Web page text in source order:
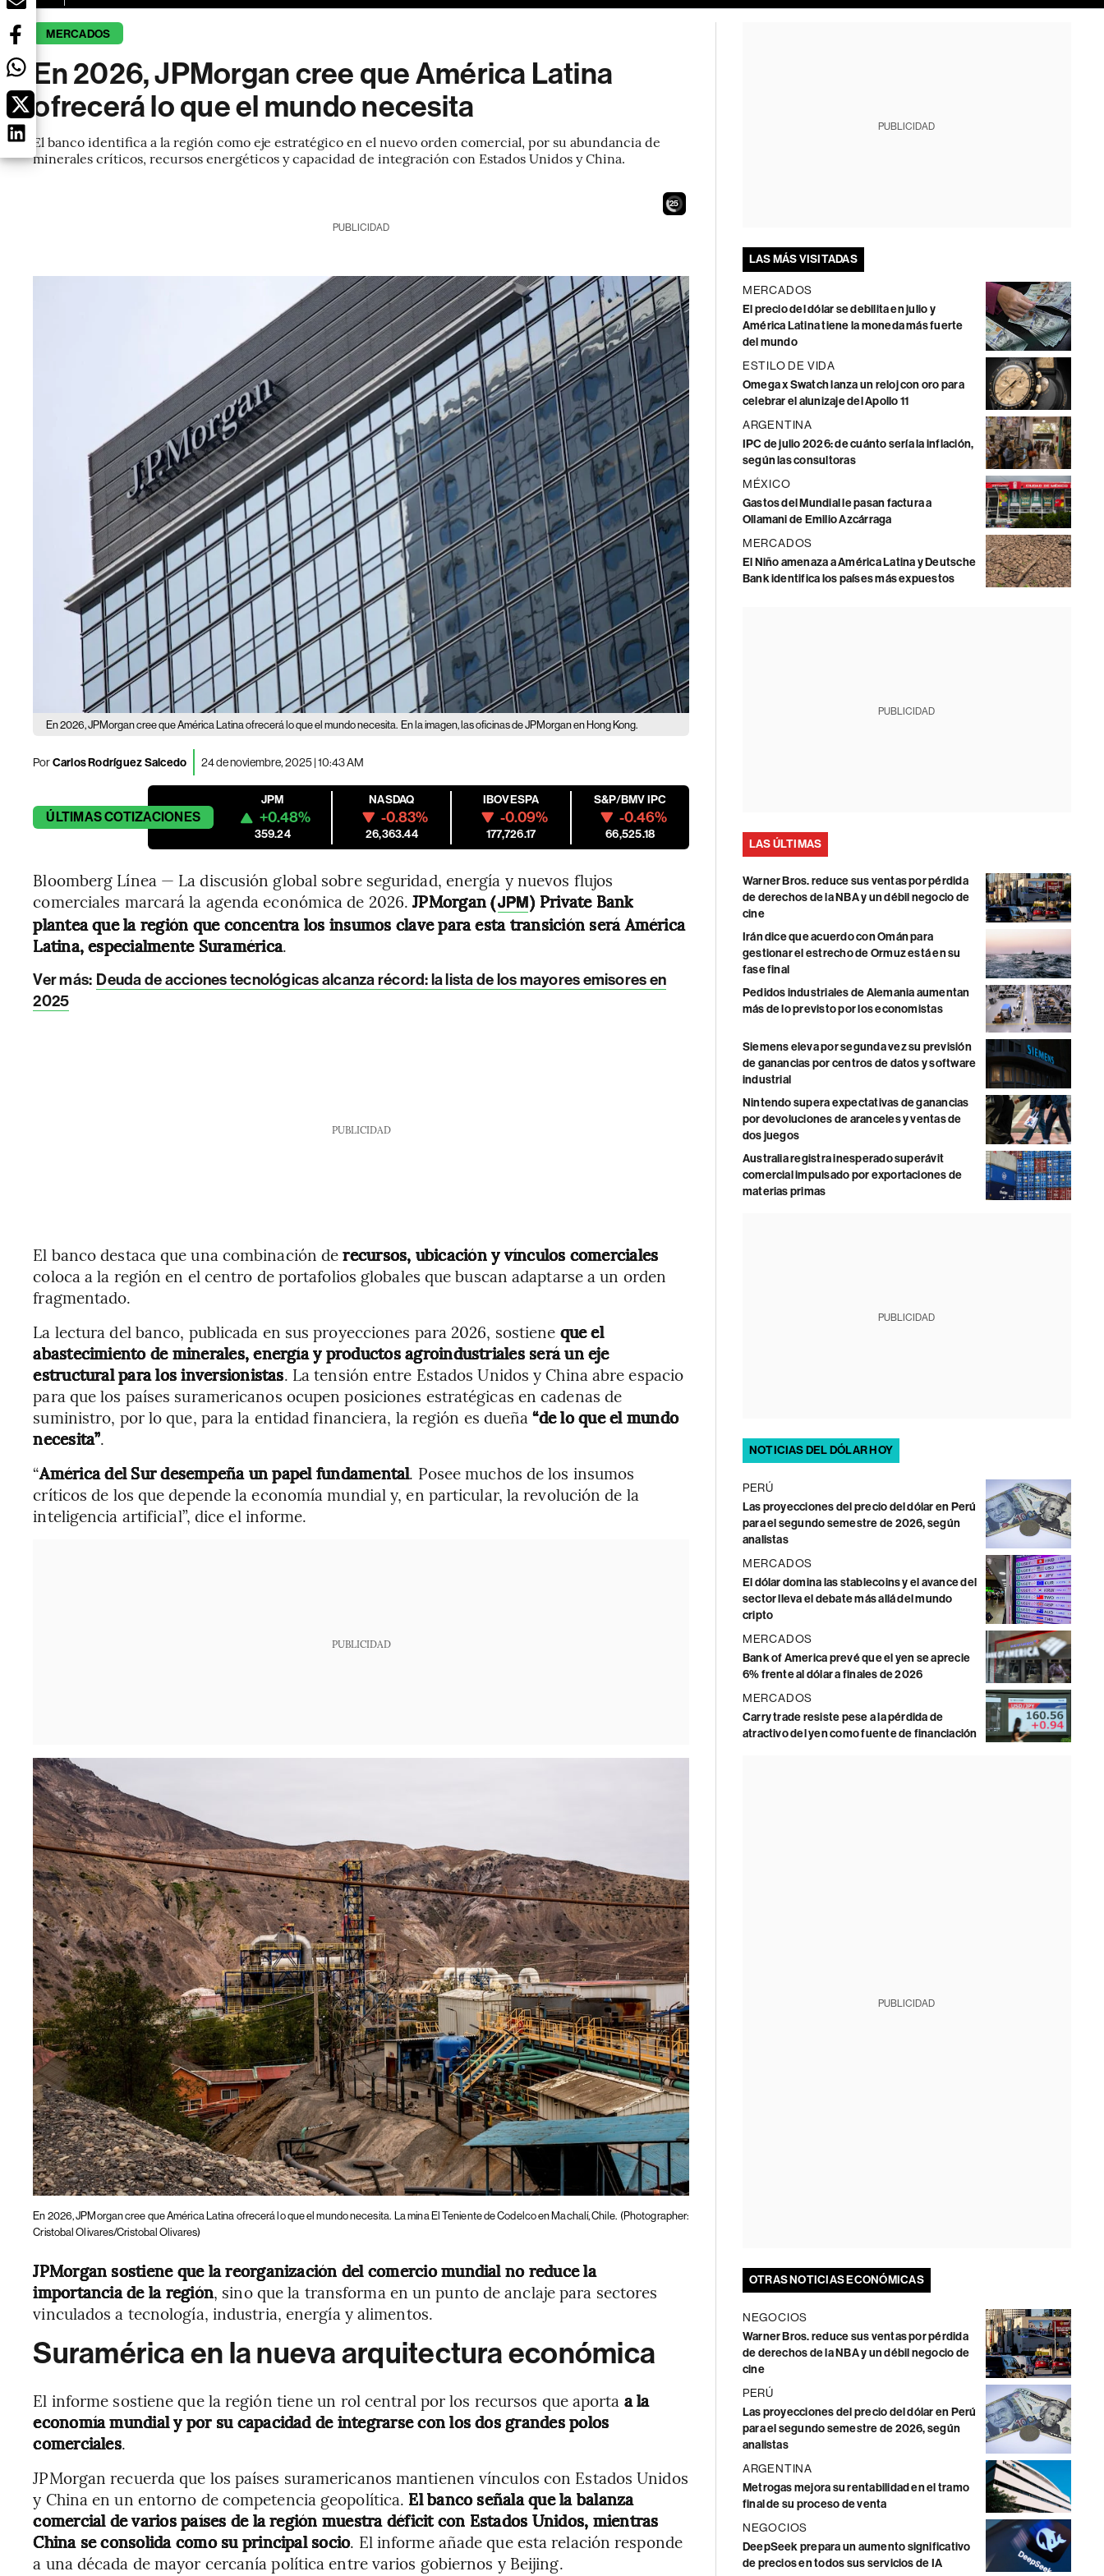
MERCADOS
En 2026, JPMorgan cree que América Latina
ofrecerá lo que el mundo necesita
El banco identifica a la región como eje estratégico en el nuevo orden comercial, por su abundancia de
minerales críticos, recursos energéticos y capacidad de integración con Estados Unidos y China.
24
PUBLICIDAD
En 2026, JPMorgan cree que América Latina ofrecerá lo que el mundo necesita. En la imagen, las oficinas de JPMorgan en Hong Kong.
PorCarlos Rodríguez Salcedo 24 de noviembre, 2025 | 10:43 AM
ÚLTIMASCOTIZACIONES
JPM
+0.48%
359.24
NASDAQ
-0.83%
26,363.44
IBOVESPA
-0.09%
177,726.17
S&P/BMV IPC
-0.46%
66,525.18
Bloomberg Línea — La discusión global sobre seguridad, energía y nuevos flujos
comerciales marcará la agenda económica de 2026.JPMorgan (JPM) Private Bank
plantea que la región que concentra los insumos clave para esta transición será América
Latina, especialmente Suramérica.
Ver más: Deuda de acciones tecnológicas alcanza récord: la lista de los mayores emisores en
2025
PUBLICIDAD
El banco destaca que una combinación derecursos, ubicación y vínculos comerciales
coloca a la región en el centro de portafolios globales que buscan adaptarse a un orden
fragmentado.
La lectura del banco, publicada en sus proyecciones para 2026, sostiene que el
abastecimiento de minerales, energía y productos agroindustriales será un eje
estructural para los inversionistas. La tensión entre Estados Unidos y China abre espacio
para que los países suramericanos ocupen posiciones estratégicas en cadenas de
suministro, por lo que, para la entidad financiera, la región es dueña“de lo que el mundo
necesita”.
“América del Sur desempeña un papel fundamental. Posee muchos de los insumos
críticos de los que depende la economía mundial y, en particular, la revolución de la
inteligencia artificial”, dice el informe.
PUBLICIDAD
En 2026, JPMorgan cree que América Latina ofrecerá lo que el mundo necesita. La mina El Teniente de Codelco en Machalí, Chile. (Photographer:
Cristobal Olivares/Cristobal Olivares)
JPMorgan sostiene que la reorganización del comercio mundial no reduce la
importancia de la región, sino que la transforma en un punto de anclaje para sectores
vinculados a tecnología, industria, energía y alimentos.
Suramérica en la nueva arquitectura económica
El informe sostiene que la región tiene un rol central por los recursos que aporta a la
economía mundial y por su capacidad de integrarse con los dos grandes polos
comerciales.
JPMorgan recuerda que los países suramericanos mantienen vínculos con Estados Unidos
y China en un entorno de competencia geopolítica. El banco señala que la balanza
comercial de varios países de la región muestra déficit con Estados Unidos, mientras
China se consolida como su principal socio. El informe añade que esta relación responde
a una década de mayor cercanía política entre varios gobiernos y Beijing.
PUBLICIDAD
LAS MÁS VISITADAS
MERCADOS
El precio del dólar se debilita en julio y
América Latina tiene la moneda más fuerte
del mundo
ESTILO DE VIDA
Omega x Swatch lanza un reloj con oro para
celebrar el alunizaje del Apollo 11
ARGENTINA
IPC de julio 2026: de cuánto sería la inflación,
según las consultoras
MÉXICO
Gastos del Mundial le pasan factura a
Ollamani de Emilio Azcárraga
MERCADOS
El Niño amenaza a América Latina y Deutsche
Bank identifica los países más expuestos
PUBLICIDAD
LAS ÚLTIMAS
Warner Bros. reduce sus ventas por pérdida
de derechos de la NBA y un débil negocio de
cine
Irán dice que acuerdo con Omán para
gestionar el estrecho de Ormuz está en su
fase final
Pedidos industriales de Alemania aumentan
más de lo previsto por los economistas
Siemens eleva por segunda vez su previsión
de ganancias por centros de datos y software
industrial
Nintendo supera expectativas de ganancias
por devoluciones de aranceles y ventas de
dos juegos
Australia registra inesperado superávit
comercial impulsado por exportaciones de
materias primas
PUBLICIDAD
NOTICIAS DEL DÓLAR HOY
PERÚ
Las proyecciones del precio del dólar en Perú
para el segundo semestre de 2026, según
analistas
MERCADOS
El dólar domina las stablecoins y el avance del
sector lleva el debate más allá del mundo
cripto
MERCADOS
Bank of America prevé que el yen se aprecie
6% frente al dólar a finales de 2026
MERCADOS
Carry trade resiste pese a la pérdida de
atractivo del yen como fuente de financiación
PUBLICIDAD
OTRAS NOTICIAS ECONÓMICAS
NEGOCIOS
Warner Bros. reduce sus ventas por pérdida
de derechos de la NBA y un débil negocio de
cine
PERÚ
Las proyecciones del precio del dólar en Perú
para el segundo semestre de 2026, según
analistas
ARGENTINA
Metrogas mejora su rentabilidad en el tramo
final de su proceso de venta
NEGOCIOS
DeepSeek prepara un aumento significativo
de precios en todos sus servicios de IA